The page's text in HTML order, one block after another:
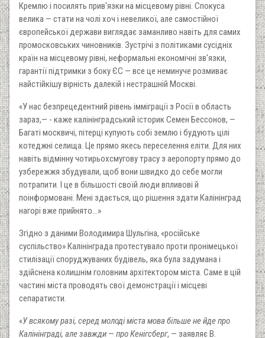
Кремлю і посилять прив'язки на місцевому рівні. Спокуса
велика — стати на чолі хоч і невеликої, але самостійної
європейської держави виглядає заманливо навіть для самих
промосковських чиновників. Зустрічі з політиками сусідніх
країн на місцевому рівні, неформальні економічні зв'язки,
гарантії підтримки з боку ЄС — все це неминуче розмиває
найстійкішу вірність далекій і нестрашній Москві.
«У нас безпрецедентний рівень імміграції з Росії в область
зараз,— - каже калінінградський історик Семен Бессонов, —
Багаті москвичі, пітерці купують собі землю і будують цілі
котеджні селища. Це прямо якесь переселення еліти. Для них
навіть відмінну чотирьохсмугову трасу з аеропорту прямо до
узбережжя збудували, щоб вони швидко до себе могли
потрапити. І це в більшості своїй люди впливові й
поінформовані. Мені здається, що рішення здати Калінінград
нагорі вже прийнято...»
Згідно з даними Володимира Шульгіна, «російське
суспільство» Калінінграда протестувало проти пронімецької
стилізації споруджуваних будівель, яка була задумана і
здійснена колишнім головним архітектором міста. Саме в цій
частині міста проводять свої демонстрації і місцеві
сепаратисти.
«У всякому разі, серед молоді міста мова більше не йде про
Калінінграді, але завжди — про Кенігсберг, — заявляє В.